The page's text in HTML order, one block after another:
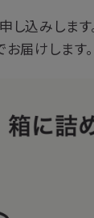
し込みしま
届けします。